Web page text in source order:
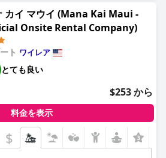
カイ マウイ (Mana Kai Maui -
Onsite Rental Company)
ト ワイレア
とても良い
$253 から
料金を表示
$